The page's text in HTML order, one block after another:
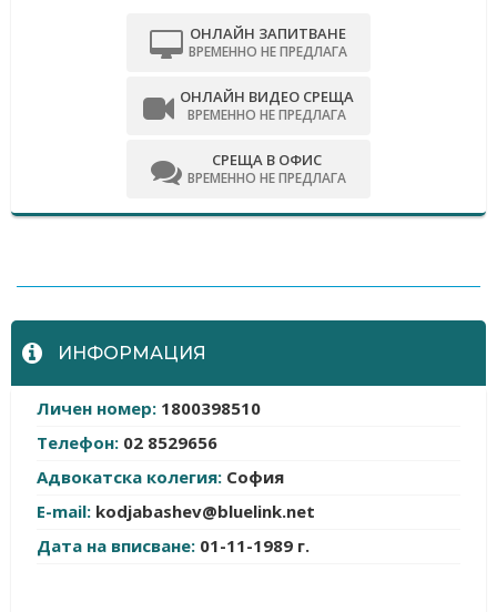
ОНЛАЙН ЗАПИТВАНЕ
ВРЕМЕННО НЕ ПРЕДЛАГА
ОНЛАЙН ВИДЕО СРЕЩА
ВРЕМЕННО НЕ ПРЕДЛАГА
СРЕЩА В ОФИС
ВРЕМЕННО НЕ ПРЕДЛАГА
ИНФОРМАЦИЯ
Личен номер: 1800398510
Телефон: 02 8529656
Адвокатска колегия: София
E-mail: kodjabashev@bluelink.net
Дата на вписване: 01-11-1989 г.